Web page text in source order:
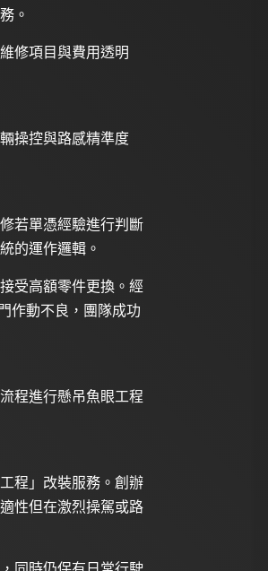
。
修項目與費用透明
操控與路感精準度
若單憑經驗進行判斷
的運作邏輯。
受高額零件更換。經
作動不良，團隊成功
程進行懸吊魚眼工程
程」改裝服務。創辦
性但在激烈操駕或路